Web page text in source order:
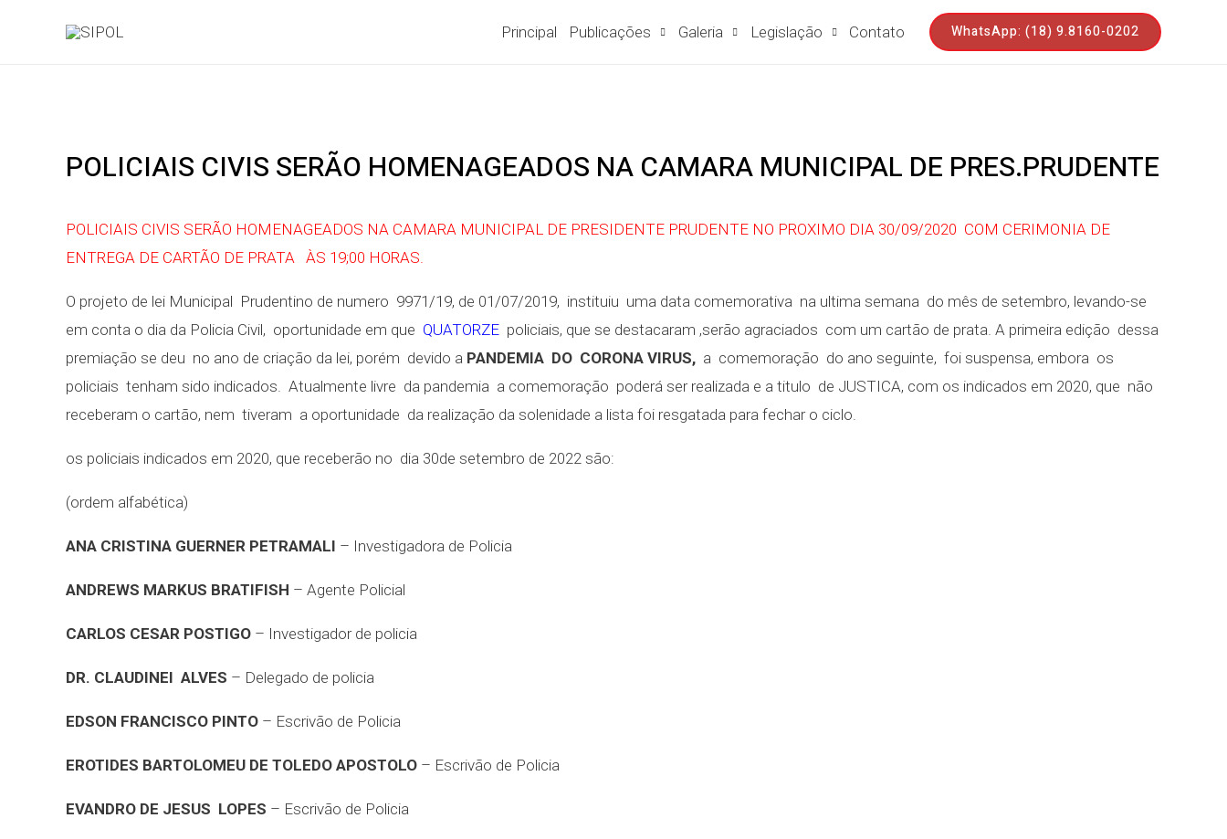
Principal Publicações Galeria Legislação Contato WhatsApp: (18) 9.8160-0202
POLICIAIS CIVIS SERÃO HOMENAGEADOS NA CAMARA MUNICIPAL DE PRES.PRUDENTE
POLICIAIS CIVIS SERÃO HOMENAGEADOS NA CAMARA MUNICIPAL DE PRESIDENTE PRUDENTE NO PROXIMO DIA 30/09/2020 COM CERIMONIA DE
ENTREGA DE CARTÃO DE PRATA ÀS 19;00 HORAS.
O projeto de lei Municipal Prudentino de numero 9971/19, de 01/07/2019, instituiu uma data comemorativa na ultima semana do mês de setembro, levando-se
em conta o dia da Policia Civil, oportunidade em que QUATORZE policiais, que se destacaram ,serão agraciados com um cartão de prata. A primeira edição dessa
premiação se deu no ano de criação da lei, porém devido a PANDEMIA DO CORONA VIRUS, a comemoração do ano seguinte, foi suspensa, embora os
policiais tenham sido indicados. Atualmente livre da pandemia a comemoração poderá ser realizada e a titulo de JUSTICA, com os indicados em 2020, que não
receberam o cartão, nem tiveram a oportunidade da realização da solenidade a lista foi resgatada para fechar o ciclo.
os policiais indicados em 2020, que receberão no dia 30de setembro de 2022 são:
(ordem alfabética)
ANA CRISTINA GUERNER PETRAMALI – Investigadora de Policia
ANDREWS MARKUS BRATIFISH – Agente Policial
CARLOS CESAR POSTIGO – Investigador de policia
DR. CLAUDINEI ALVES – Delegado de policia
EDSON FRANCISCO PINTO – Escrivão de Policia
EROTIDES BARTOLOMEU DE TOLEDO APOSTOLO – Escrivão de Policia
EVANDRO DE JESUS LOPES – Escrivão de Policia